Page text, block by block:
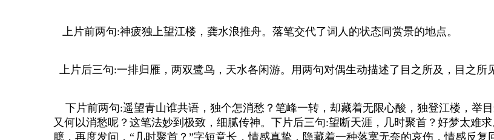
上片前两句:神疲独上望江楼，龚水浪推舟。落笔交代了词人的状态同赏景的地点。
上片后三句:一排归雁，两双鹭鸟，天水各闲游。用两句对偶生动描述了目之所及，目之所
下片前两句:遥望青山谁共语，独个怎消愁？笔峰一转，却藏着无限心酸，独登江楼，举
又何以消愁呢？这笔法妙到极致，细腻传神。下片后三句:望断天涯，几时聚首？好梦太难
臆，再度发问，“几时聚首？”字短意长，情感真挚，隐藏着一种落寞无奈的哀伤，情感反复